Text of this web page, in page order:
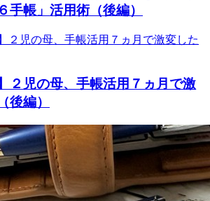
手帳」活用術（後編）
２児の母、手帳活用７ヵ月で激
後編）